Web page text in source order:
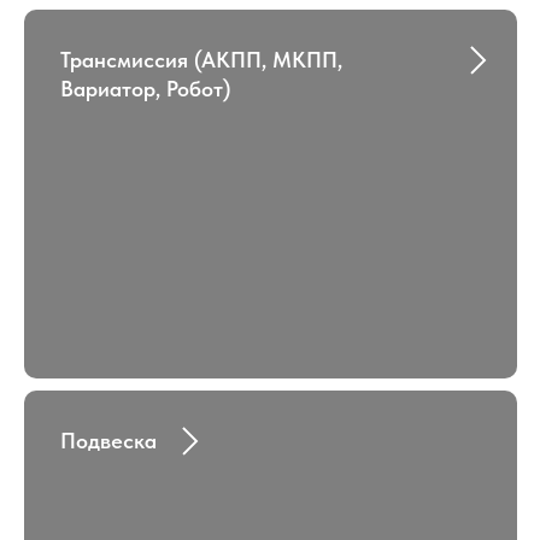
Трансмиссия (АКПП, МКПП,
Вариатор, Робот)
Подвеска